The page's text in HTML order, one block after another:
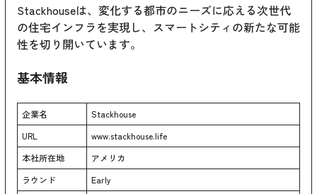
Stackhouseは、変化する都市のニーズに応える次世代
の住宅インフラを実現し、スマートシティの新たな可能
性を切り開いています。
基本情報
企業名
Stackhouse
URL
www.stackhouse.life
本社所在地
アメリカ
ラウンド
Early